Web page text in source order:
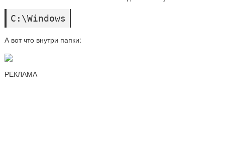
C:\Windows
А вот что внутри папки:
РЕКЛАМА